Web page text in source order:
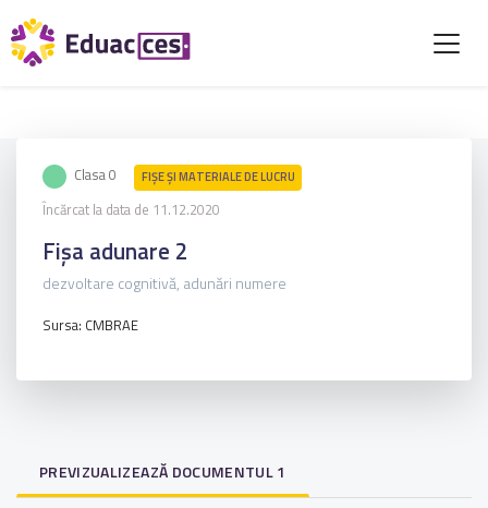
Clasa 0 FIŞE ŞI MATERIALE DE LUCRU
Încărcat la data de 11.12.2020
Fișa adunare 2
dezvoltare cognitivă, adunări numere
Sursa: CMBRAE
PREVIZUALIZEAZĂ DOCUMENTUL 1